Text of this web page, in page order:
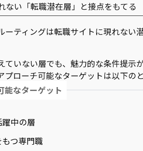
ない「転職潜在層」と接点をもてる
ーティングは転職サイトに現れない
ていない層でも、魅力的な条件提示
プローチ可能なターゲットは以下の
能なターゲット
中の層
つ専門職